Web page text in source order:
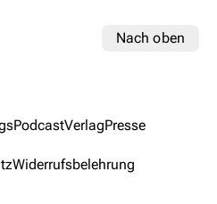
Nach oben
PodcastVerlagPresse
Widerrufsbelehrung